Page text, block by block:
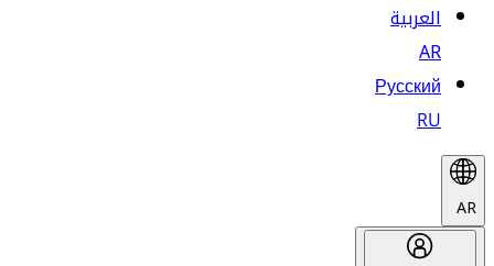
العربية
AR
Русский
RU
AR